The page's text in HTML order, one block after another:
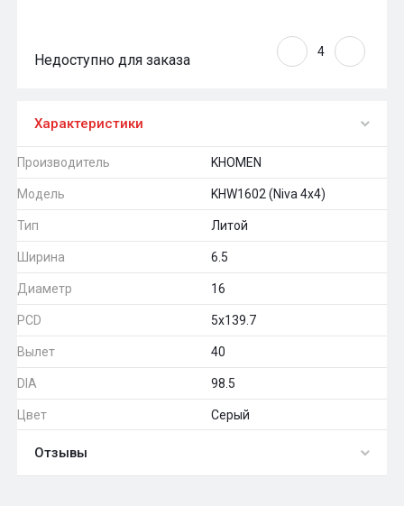
Недоступно для заказа
Характеристики
Производитель KHOMEN
Модель KHW1602 (Niva 4x4)
Тип Литой
Ширина 6.5
Диаметр 16
PCD 5x139.7
Вылет 40
DIA 98.5
Цвет Серый
Отзывы